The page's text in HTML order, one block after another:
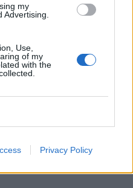
my
Advertising.
Use,
of my
with the
Privacy Policy
Pasaulis
Naujas krateris Mėnulyje:
„SpaceX“ raketos liekana